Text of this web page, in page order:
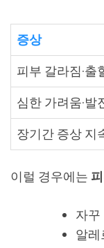
증상
피부 갈라짐·출
심한 가려움·발
장기간 증상 지
이럴 경우에는
자꾸
알레